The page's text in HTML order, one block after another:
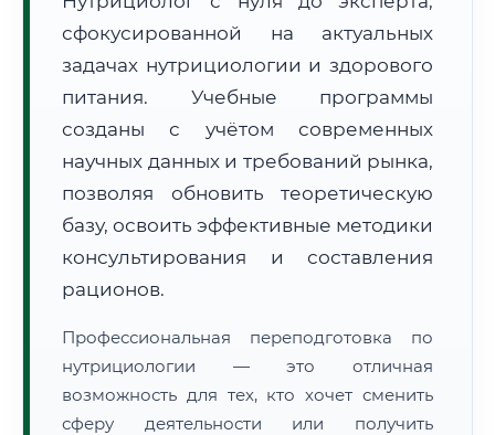
🗺️ Зона обслуживания: г. Астана
• Маршрут транзита:~877 км
• Экспресс-доставка СДЭК / Почтой:1–2 рабочих дня
📜 Документы и аккредитация
🔍Нажмите на документ для увеличения и просмотра
сфокусированной на актуальных
задачах нутрициологии и здорового
питания. Учебные программы
созданы с учётом современных
научных данных и требований рынка,
позволяя обновить теоретическую
базу, освоить эффективные методики
консультирования и составления
рационов.
Профессиональная переподготовка по
нутрициологии — это отличная
возможность для тех, кто хочет сменить
сферу деятельности или получить